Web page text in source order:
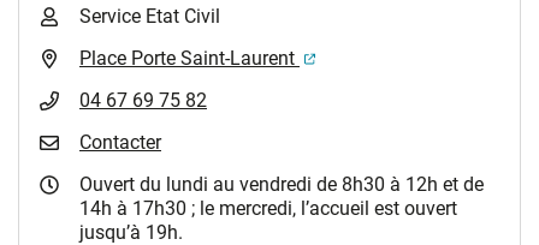
Service Etat Civil
Place Porte Saint-Laurent
(ouverture dans un
04 67 69 75 82
Contacter
Ouvert du lundi au vendredi de 8h30 à 12h et de
14h à 17h30 ; le mercredi, l’accueil est ouvert
jusqu’à 19h.